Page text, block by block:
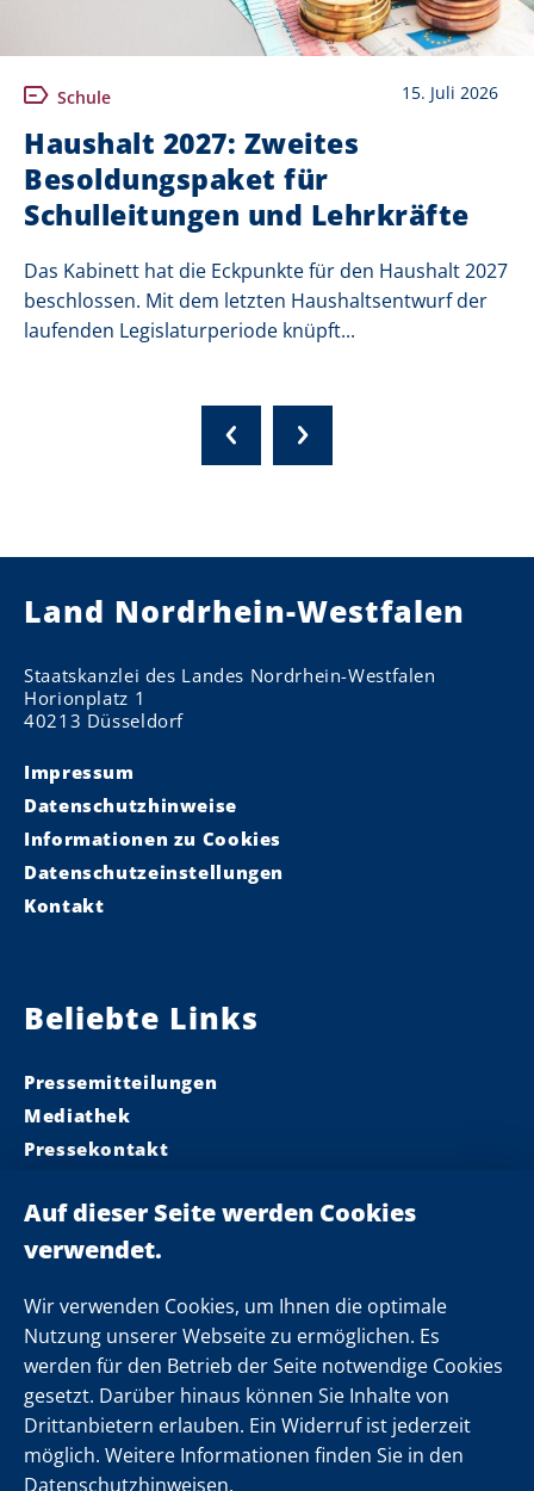
Wir verwenden Cookies, um Ihnen die optimale
Nutzung unserer Webseite zu ermöglichen. Es
werden für den Betrieb der Seite notwendige Cookies
gesetzt. Darüber hinaus können Sie Inhalte von
Drittanbietern erlauben. Ein Widerruf ist jederzeit
möglich. Weitere Informationen finden Sie in den
Datenschutzhinweisen.
Schule 15. Juli 2026
Haushalt 2027: Zweites
Besoldungspaket für
Schulleitungen und Lehrkräfte
Das Kabinett hat die Eckpunkte für den Haushalt 2027
beschlossen. Mit dem letzten Haushaltsentwurf der
laufenden Legislaturperiode knüpft...
Land Nordrhein-Westfalen
Staatskanzlei des Landes Nordrhein-Westfalen
Horionplatz 1
40213 Düsseldorf
Impressum
Datenschutzhinweise
Informationen zu Cookies
Datenschutzeinstellungen
Kontakt
Beliebte Links
Pressemitteilungen
Mediathek
Pressekontakt
Landeskabinett
Einsamkeit
Folgen Sie uns